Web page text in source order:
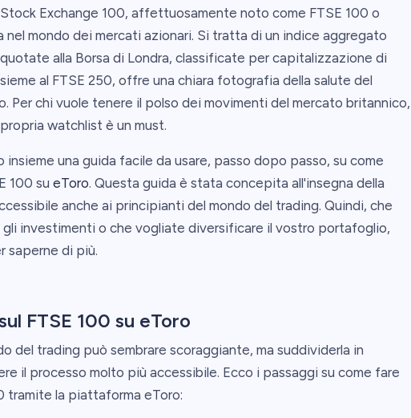
Exchange 100, affettuosamente noto come FTSE 100 o
nel mondo dei mercati azionari. Si tratta di un indice aggregato
alla Borsa di Londra, classificate per capitalizzazione di
al FTSE 250, offre una chiara fotografia della salute del
Per chi vuole tenere il polso dei movimenti del mercato britannico,
watchlist è un must.
insieme una guida facile da usare, passo dopo passo, su come
100 su eToro. Questa guida è stata concepita all'insegna della
anche ai principianti del mondo del trading. Quindi, che
gli investimenti o che vogliate diversificare il vostro portafoglio,
saperne di più.
FTSE 100 su eToro
del trading può sembrare scoraggiante, ma suddividerla in
il processo molto più accessibile. Ecco i passaggi su come fare
tramite la piattaforma eToro: